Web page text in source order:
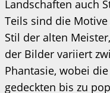
Landschaften auch
Teils sind die
Stil der alten
der Bilder variiert
Phantasie, wobei
gedeckten bis zu